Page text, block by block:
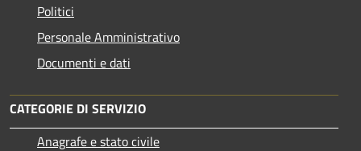
Politici
Personale Amministrativo
Documenti e dati
CATEGORIE DI SERVIZIO
Anagrafe e stato civile